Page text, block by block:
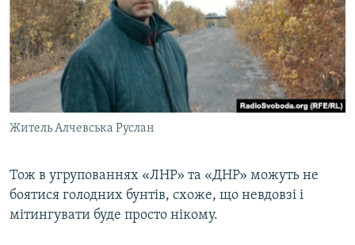
Житель Алчевська Руслан
Тож в угрупованнях «ЛНР» та «ДНР» можуть не
боятися голодних бунтів, схоже, що невдовзі і
мітингувати буде просто нікому.